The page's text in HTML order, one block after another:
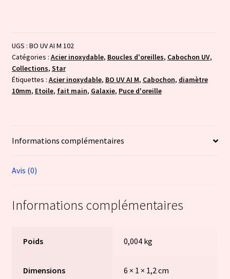
UGS : BO UV AI M 102
Catégories : Acier inoxydable, Boucles d'oreilles, Cabochon UV,
Collections, Star
Étiquettes : Acier inoxydable, BO UV AI M, Cabochon, diamètre
10mm, Etoile, fait main, Galaxie, Puce d'oreille
Informations complémentaires
Avis (0)
Informations complémentaires
Poids 0,004 kg
Dimensions 6 × 1 × 1,2 cm